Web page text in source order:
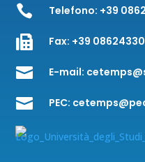
 Telefono: +39
 Fax: +39
 E-mail:
 PEC: